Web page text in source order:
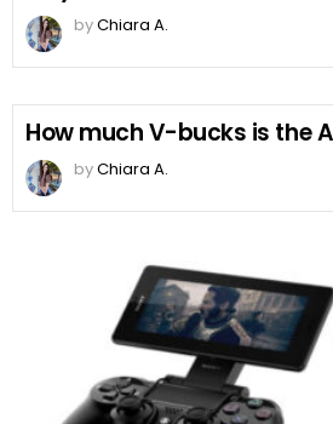
byChiara A.
How much V-bucks is the
byChiara A.